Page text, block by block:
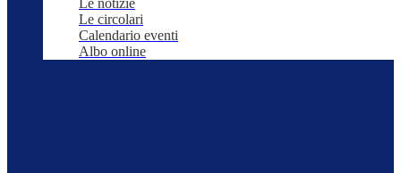
Le notizie
Le circolari
Calendario eventi
Albo online